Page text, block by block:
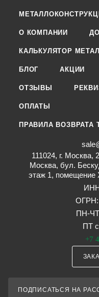
О КОМПАНИИ
КАЛЬКУЛЯТОР
БЛОГ АКЦИИ
ОТЗЫВЫ
ОПЛАТЫ
ПРАВИЛА ВОЗВРАТА
111024, г. Москва,
Москва, бул.
этаж 1, помещение
ОГРН:
ПН-ЧТ
ПТ
+7
ПОДПИСАТЬСЯ НА